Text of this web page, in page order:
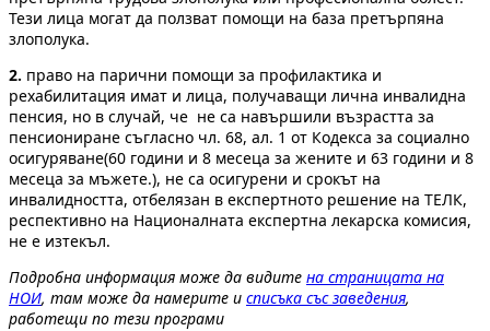
Тези лица могат да ползват помощи на база претърпяна
злополука.
2. право на парични помощи за профилактика и
рехабилитация имат и лица, получаващи лична инвалидна
пенсия, но в случай, че не са навършили възрастта за
пенсиониране съгласно чл. 68, ал. 1 от Кодекса за социално
осигуряване(60 години и 8 месеца за жените и 63 години и 8
месеца за мъжете.), не са осигурени и срокът на
инвалидността, отбелязан в експертното решение на ТЕЛК,
респективно на Националната експертна лекарска комисия,
не е изтекъл.
Подробна информация може да видите на страницата на
НОИ, там може да намерите и списъка със заведения,
работещи по тези програми